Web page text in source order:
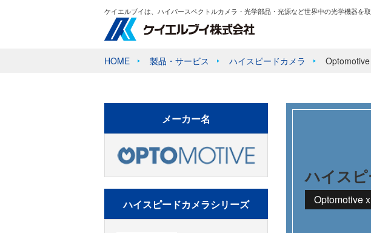
ケイエルブイは、ハイパースペクトルカメラ・光学部品・光源など世界中の光学機器を取
HOME 製品・サービス ハイスピードカメラ
ハイス
Optomotive
メーカー名
ハイスピードカメラシリーズ